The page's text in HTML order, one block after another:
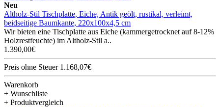
Neu
Altholz-Stil Tischplatte, Eiche, Antik geölt, rustikal, verleimt,
beidseitige Baumkante, 220x100x4,5 cm
Wir bieten eine Tischplatte aus Eiche (kammergetrocknet auf 8-12%
Holzrestfeuchte) im Altholz-Stil a..
1.390,00€
Preis ohne Steuer 1.168,07€
Warenkorb
+ Wunschliste
+ Produktvergleich